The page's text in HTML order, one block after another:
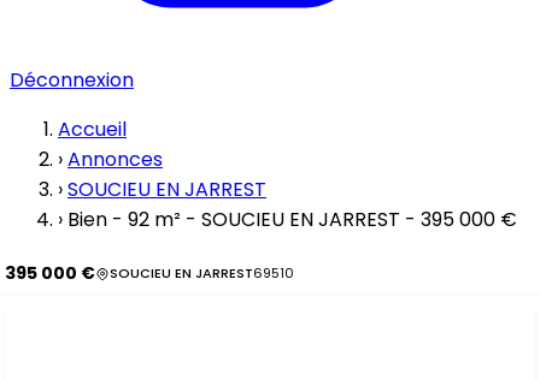
Déconnexion
Accueil
›Annonces
›SOUCIEU EN JARREST
› Bien - 92 m² - SOUCIEU EN JARREST - 395 000 €
395 000 € SOUCIEU EN JARREST69510